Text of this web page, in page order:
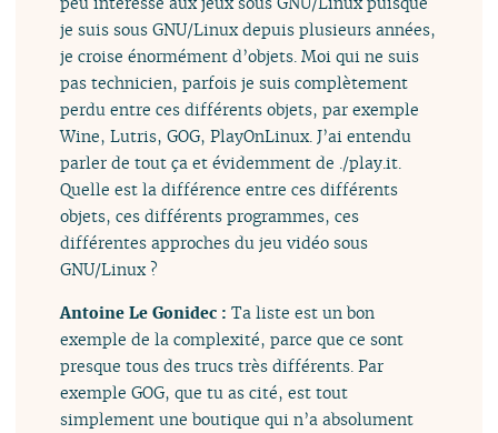
je suis sous GNU/Linux depuis plusieurs années,
je croise énormément d’objets. Moi qui ne suis
pas technicien, parfois je suis complètement
perdu entre ces différents objets, par exemple
Wine, Lutris, GOG, PlayOnLinux. J’ai entendu
parler de tout ça et évidemment de ./play.it.
Quelle est la différence entre ces différents
objets, ces différents programmes, ces
différentes approches du jeu vidéo sous
GNU/Linux ?
Antoine Le Gonidec :Ta liste est un bon
exemple de la complexité, parce que ce sont
presque tous des trucs très différents. Par
exemple GOG, que tu as cité, est tout
simplement une boutique qui n’a absolument